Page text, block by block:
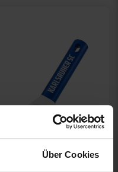
Über Cookies